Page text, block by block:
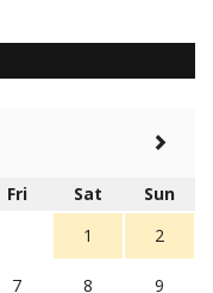
Fri Sat
Sun
1
2
7 8 9